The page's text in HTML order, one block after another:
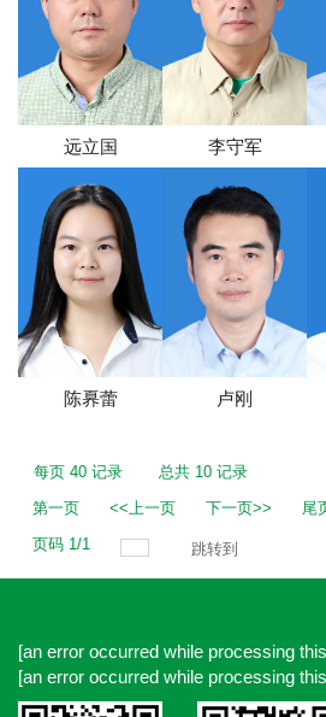
远立国 李守军
陈奡蕾 卢刚
每页 40 记录 总共 10 记录
第一页
<<上一页 下一页>>
尾
页码 1/1 跳转到
[an error occurred while processing
[an error occurred while processing